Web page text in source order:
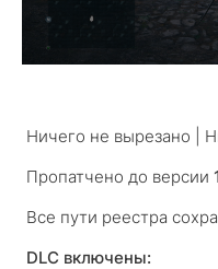
Ничего не вырезано |
Пропатчено до версии
Все пути реестра
DLC включены: